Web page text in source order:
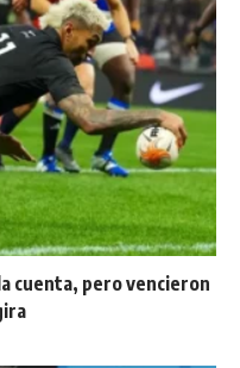
cuenta, pero vencieron